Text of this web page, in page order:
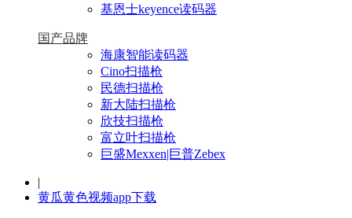
基恩士keyence读码器
国产品牌
海康智能读码器
Cino扫描枪
民德扫描枪
新大陆扫描枪
欣技扫描枪
富立叶扫描枪
巨盛Mexxen|巨普Zebex
|
黄瓜黄色视频app下载